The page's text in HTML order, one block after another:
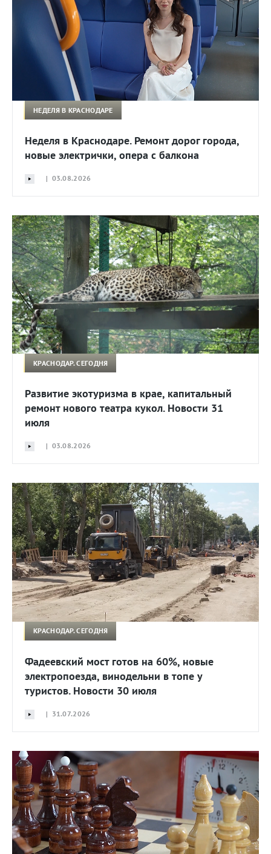
НЕДЕЛЯ В КРАСНОДАРЕ
Неделя в Краснодаре. Ремонт дорог города,
новые электрички, опера с балкона
| 03.08.2026
КРАСНОДАР. СЕГОДНЯ
Развитие экотуризма в крае, капитальный
ремонт нового театра кукол. Новости 31
июля
| 03.08.2026
КРАСНОДАР. СЕГОДНЯ
Фадеевский мост готов на 60%, новые
электропоезда, винодельни в топе у
туристов. Новости 30 июля
| 31.07.2026